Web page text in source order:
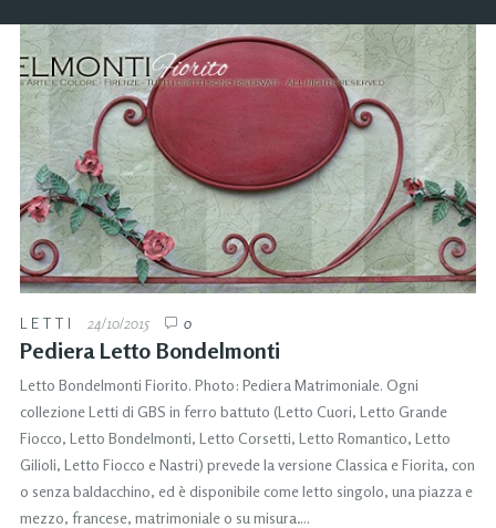
LETTI 24/10/2015 0
Pediera Letto Bondelmonti
Letto Bondelmonti Fiorito. Photo: Pediera Matrimoniale. Ogni
collezione Letti di GBS in ferro battuto (Letto Cuori, Letto Grande
Fiocco, Letto Bondelmonti, Letto Corsetti, Letto Romantico, Letto
Gilioli, Letto Fiocco e Nastri) prevede la versione Classica e Fiorita, con
o senza baldacchino, ed è disponibile come letto singolo, una piazza e
mezzo, francese, matrimoniale o su misura….